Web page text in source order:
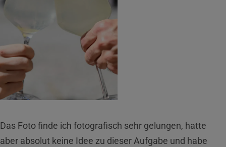
Das Foto finde ich fotografisch sehr gelungen, hatte
aber absolut keine Idee zu dieser Aufgabe und habe